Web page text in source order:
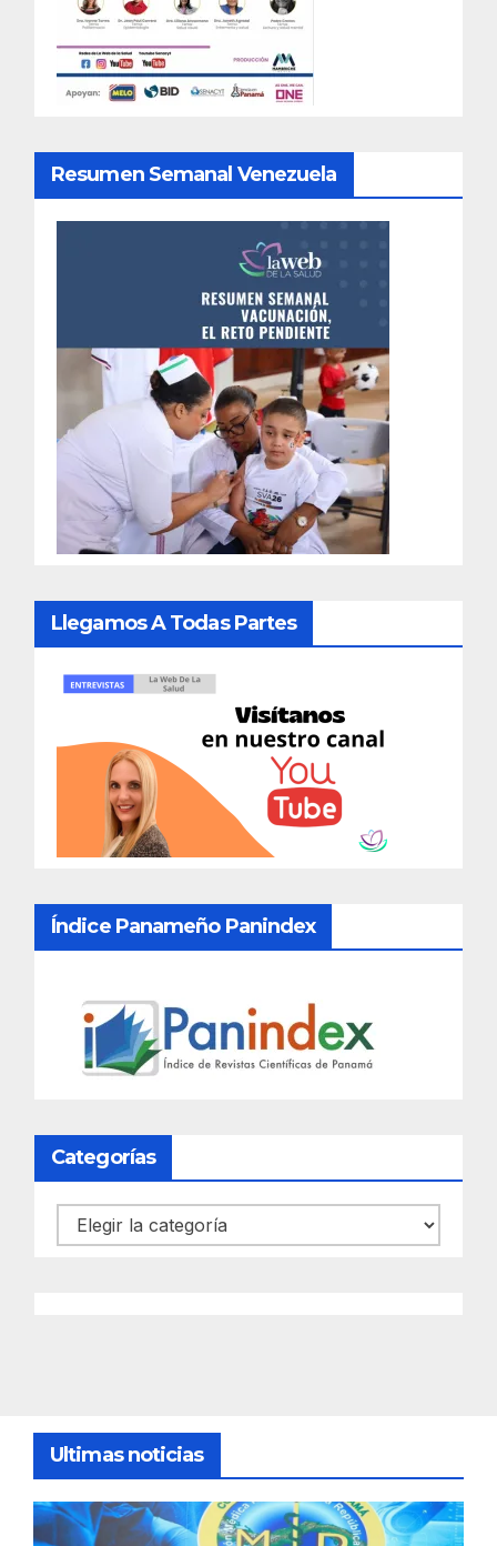
Resumen Semanal Venezuela
Llegamos A Todas Partes
Índice Panameño Panindex
Categorías
Categorías
Ultimas noticias